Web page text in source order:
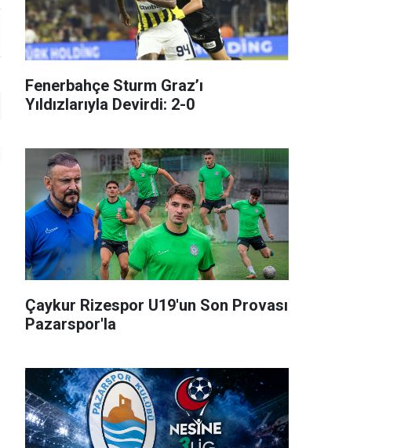
Fenerbahçe Sturm Graz’ı
Yıldızlarıyla Devirdi: 2-0
Çaykur Rizespor U19'un Son Provası
Pazarspor'la